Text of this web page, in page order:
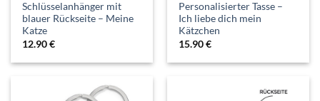
Schlüsselanhänger mit
blauer Rückseite – Meine
Katze
12.90€
Personalisierter Tasse –
Ich liebe dich mein
Kätzchen
15.90€